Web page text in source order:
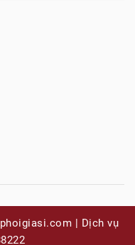
| Dịch vụ